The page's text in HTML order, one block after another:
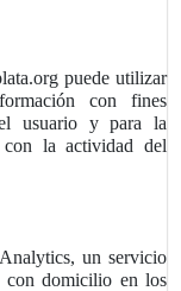
puede utilizar
con fines
usuario y para la
con la actividad del
, un servicio
con domicilio en los